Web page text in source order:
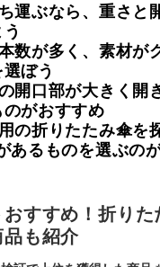
ぶなら、重さと
が多く、素材が
ぼう
口部が大きく開
がおすすめ
折りたたみ傘を
あるものを選ぶの
すすめ！折り
も紹介